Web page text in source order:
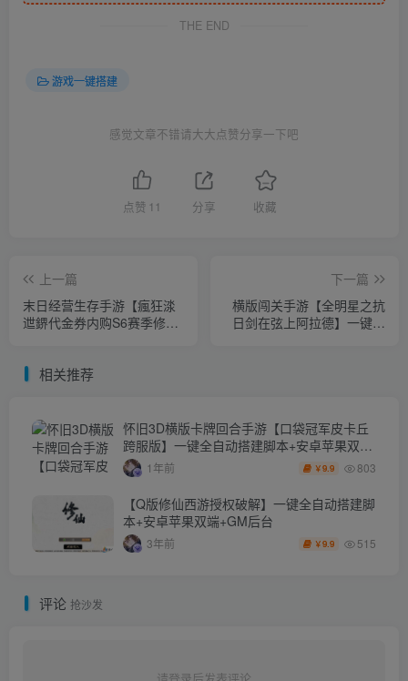
THE END
游戏一键搭建
感觉文章不错请大大点赞分享一下吧
点赞 11 分享 收藏
上一篇
末日经营生存手游【瘋狂渁
迣鎅代金券内购S6赛季修复
卓
下一篇
横版闯关手游【全明星之抗
日剑在弦上阿拉德】一键全
相关推荐
怀旧3D横版卡牌回合手游【口袋冠军皮卡丘
跨服版】一键全自动搭建脚本+安卓苹果双端
+网页注册+内购代金券充值+管理后台+GM
授权后台
1年前 ￥9.9 803
【Q版修仙西游授权破解】一键全自动搭建脚
本+安卓苹果双端+GM后台
3年前 ￥9.9 515
评论 抢沙发